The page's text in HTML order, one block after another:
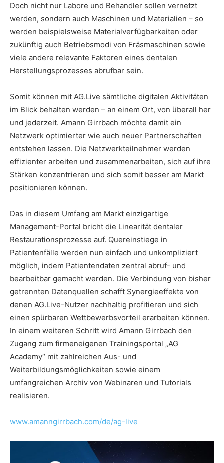
Doch nicht nur Labore und Behandler sollen vernetzt
werden, sondern auch Maschinen und Materialien – so
werden beispielsweise Materialverfügbarkeiten oder
zukünftig auch Betriebsmodi von Fräsmaschinen sowie
viele andere relevante Faktoren eines dentalen
Herstellungsprozesses abrufbar sein.
Somit können mit AG.Live sämtliche digitalen Aktivitäten
im Blick behalten werden – an einem Ort, von überall her
und jederzeit. Amann Girrbach möchte damit ein
Netzwerk optimierter wie auch neuer Partnerschaften
entstehen lassen. Die Netzwerkteilnehmer werden
effizienter arbeiten und zusammenarbeiten, sich auf ihre
Stärken konzentrieren und sich somit besser am Markt
positionieren können.
Das in diesem Umfang am Markt einzigartige
Management-Portal bricht die Linearität dentaler
Restaurationsprozesse auf. Quereinstiege in
Patientenfälle werden nun einfach und unkompliziert
möglich, indem Patientendaten zentral abruf- und
bearbeitbar gemacht werden. Die Verbindung von bisher
getrennten Datenquellen schafft Synergieeffekte von
denen AG.Live-Nutzer nachhaltig profitieren und sich
einen spürbaren Wettbewerbsvorteil erarbeiten können.
In einem weiteren Schritt wird Amann Girrbach den
Zugang zum firmeneigenen Trainingsportal „AG
Academy“ mit zahlreichen Aus- und
Weiterbildungsmöglichkeiten sowie einem
umfangreichen Archiv von Webinaren und Tutorials
realisieren.
www.amanngirrbach.com/de/ag-live